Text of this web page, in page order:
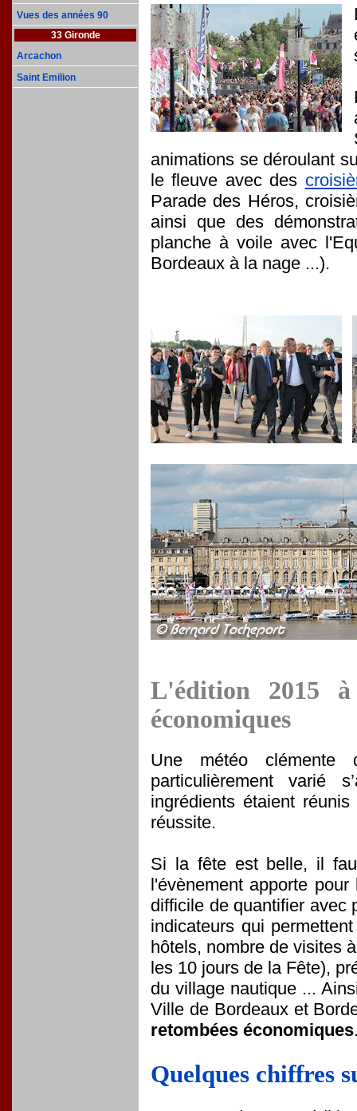
Vues des années 90
33 Gironde
Arcachon
Saint Emilion
animations se déroulant
le fleuve avec des
Parade des Héros,
ainsi que des
planche à voile avec
Bordeaux à la nage ...).
L'édition 2015
économiques
Une météo clémente
particulièrement varié
ingrédients étaient
réussite.
Si la fête est belle, il
l'évènement apporte
difficile de quantifier avec
indicateurs qui
hôtels, nombre de visites
les 10 jours de la Fête),
du village nautique ...
Ville de Bordeaux et
retombées économiques
Quelques chiffres